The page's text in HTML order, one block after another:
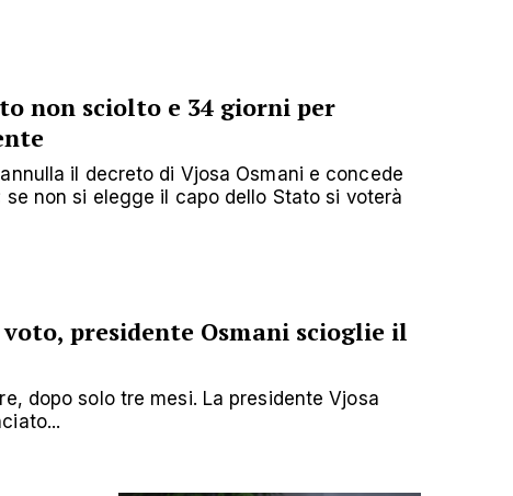
non sciolto e 34 giorni per
il decreto di Vjosa Osmani e concede
non si elegge il capo dello Stato si voterà
presidente Osmani scioglie il
dopo solo tre mesi. La presidente Vjosa